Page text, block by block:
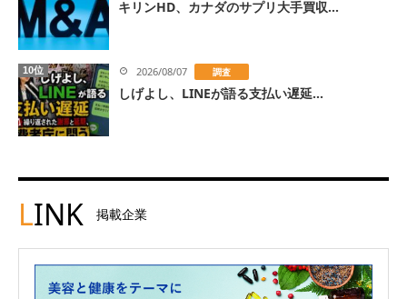
キリンHD、カナダのサプリ大手買収...
10位 2026/08/07 調査
しげよし、LINEが語る支払い遅延...
LINK 掲載企業